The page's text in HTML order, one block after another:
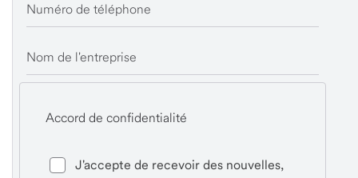
Numéro de téléphone
Nom de l'entreprise
Accord de confidentialité
J'accepte de recevoir des nouvelles,